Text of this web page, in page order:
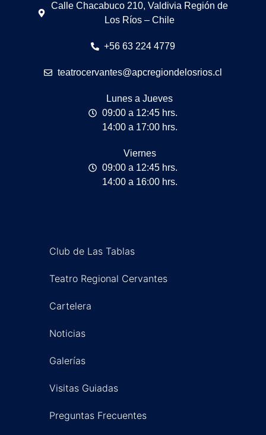
Calle Chacabuco 210, Valdivia Región de
Los Ríos – Chile
+56 63 224 4779
teatrocervantes@apcregiondelosrios.cl
Lunes a Jueves
09:00 a 12:45 hrs.
14:00 a 17:00 hrs.
Viernes
09:00 a 12:45 hrs.
14:00 a 16:00 hrs.
Club de Las Tablas
Teatro Regional Cervantes
Cartelera
Noticias
Galerías
Visitas Guiadas
Preguntas Frecuentes